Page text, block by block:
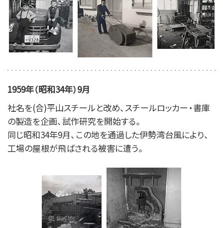
1959年（昭和34年）9月
社名を(合)平山スチールと改め、スチールロッカー・書庫
の製造を企画、試作研究を開始する。
同じ昭和34年9月、この地を通過した伊勢湾台風により、
工場の屋根が飛ばされる被害に遭う。